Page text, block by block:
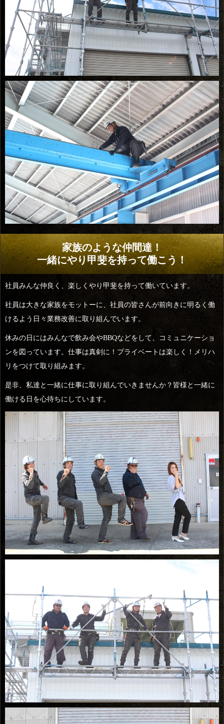
家族のような仲間達！
一緒にやり甲斐を持って働こう！
社員みんな仲良く、楽しくやり甲斐を持って働いています。
社員は大きな家族をモットーに、社員の皆さんが前向きに明るく働
けるよう日々業務改善に取り組んでいます。
休みの日にはみんなで飲み会やBBQなどをして、コミュニケーショ
ンを図っています。仕事は真剣に！プライベートは楽しく！メリハ
リをつけて取り組みます。
是非、私達と一緒に仕事に取り組んでいきませんか？皆様と一緒に
働ける日を心待ちにしています。